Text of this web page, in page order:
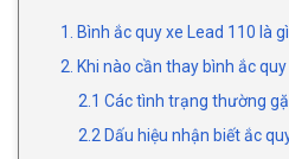
1. Bình ắc quy xe Lead 110 là
2. Khi nào cần thay bình ắc
2.1 Các tình trạng thường
2.2 Dấu hiệu nhận biết ắc